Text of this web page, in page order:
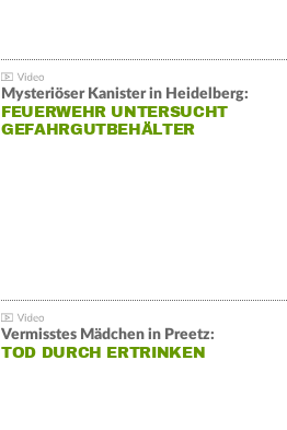
Mysteriöser Kanister in Heidelberg:
FEUERWEHR UNTERSUCHT
GEFAHRGUTBEHÄLTER
Vermisstes Mädchen in Preetz:
TOD DURCH ERTRINKEN